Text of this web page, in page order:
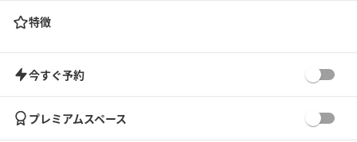
特徴
今すぐ予約
プレミアムスペース